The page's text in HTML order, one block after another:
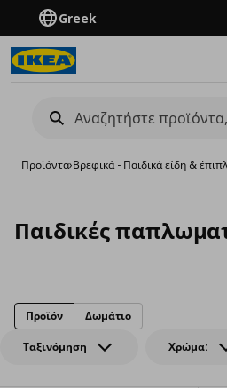
Greek
Προϊόντα›Βρεφικά - Παιδικά είδη &
Παιδικές
Ταξινόμηση Χρώμα:
Προϊόν Δωμάτιο